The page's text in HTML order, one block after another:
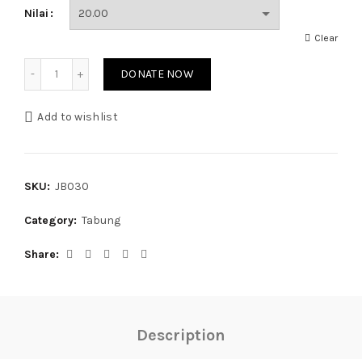
RM10.00
Nilai
Clear
DONATE NOW
Add to wishlist
SKU: JB030
Category: Tabung
Share
Description